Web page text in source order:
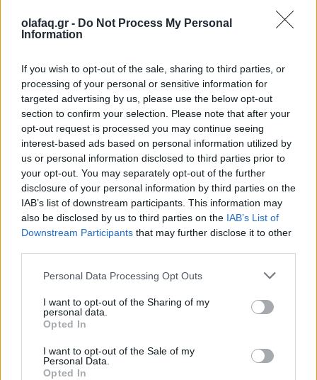
olafaq.gr - Do Not Process My Personal
Information
If you wish to opt-out of the sale, sharing to third parties, or
processing of your personal or sensitive information for
targeted advertising by us, please use the below opt-out
section to confirm your selection. Please note that after your
opt-out request is processed you may continue seeing
interest-based ads based on personal information utilized by
us or personal information disclosed to third parties prior to
your opt-out. You may separately opt-out of the further
disclosure of your personal information by third parties on the
IAB’s list of downstream participants. This information may
also be disclosed by us to third parties on the IAB’s List of
Downstream Participants that may further disclose it to other
Personal Data Processing Opt Outs
I want to opt-out of the Sharing of my
personal data.
Opted In
I want to opt-out of the Sale of my
Personal Data.
Opted In
Κόσμος
Ο κόσμος στο έλεος ενός στενού: Όταν το
πετρέλαιο γίνεται γεωπολιτική ασφυξία
10.03.26
Ο Περσικός Κόλπος θυμίζει ξανά ότι η παγκόσμια οικονομία
εξακολουθεί να αναπνέει μέσα από έναν στενό θαλάσσιο
διάδρομο: τα Στενά του Ορμούζ.
Κόσμος